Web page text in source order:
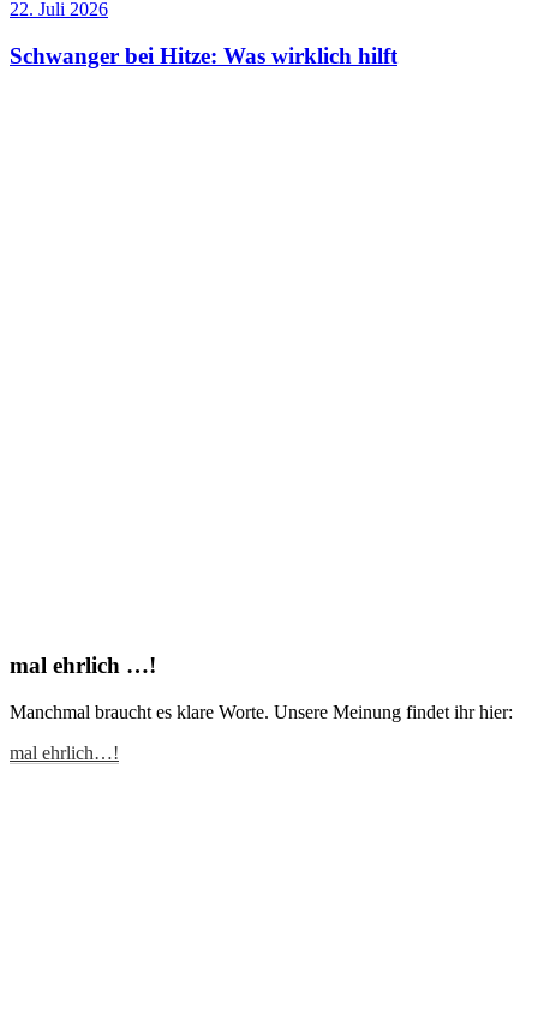
22. Juli 2026
Schwanger bei Hitze: Was wirklich hilft
mal ehrlich …!
Manchmal braucht es klare Worte. Unsere Meinung findet ihr hier:
mal ehrlich…!